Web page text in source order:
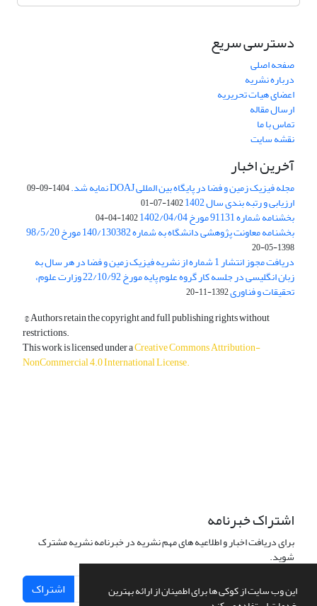
این وب سایت از کوکی ها برای اطمینان از ارائه بهترین
دسترسی سریع
صفحه اصلی
درباره نشریه
اعضای هیات تحریریه
ارسال مقاله
تماس با ما
نقشه سایت
آخرین اخبار
مجله فیزیک زمین و فضا در پایگاه بین المللی DOAJ نمایه شد. 1404-09-09
ارزیابی و رتبه بندی سال 1402 1402-07-01
بخشنامه شماره 91131 مورخ 1402/04/04 1402-04-04
بخشنامه معاونت پژوهشی دانشگاه به شماره 140/130382 مورخ 98/5/20
1398-05-20
دریافت مجوز انتشار 1 شماره از نشریه فیزیک زمین و فضا در هر سال به
زبان انگلیسی در جلسه کار گروه علوم پایه مورخ 22/10/92 وزارت علوم،
تحقیقات و فناوری1392-11-20
© Authors retain the copyright and full publishing rights without
restrictions.
This work is licensed under aCreative Commons Attribution-
NonCommercial 4.0 International License.
اشتراک خبرنامه
برای دریافت اخبار و اطلاعیه های مهم نشریه در خبرنامه نشریه مشترک
شوید.
اشتراک